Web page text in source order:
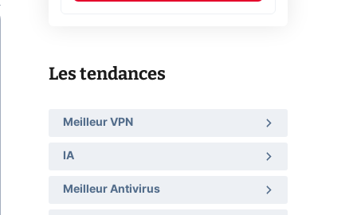
Les tendances
Meilleur VPN
IA
Meilleur Antivirus